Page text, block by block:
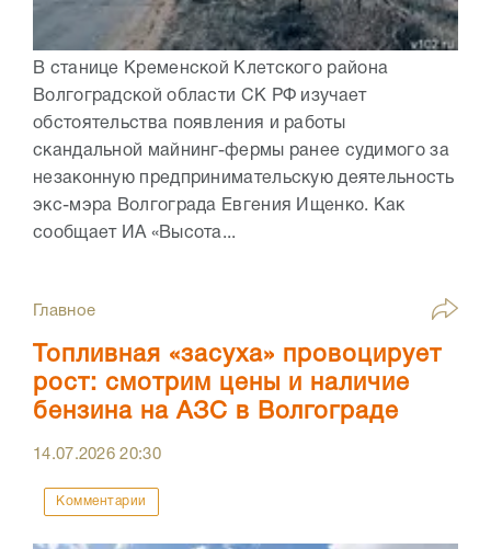
В станице Кременской Клетского района
Волгоградской области СК РФ изучает
обстоятельства появления и работы
скандальной майнинг-фермы ранее судимого за
незаконную предпринимательскую деятельность
экс-мэра Волгограда Евгения Ищенко. Как
сообщает ИА «Высота...
Главное
Топливная «засуха» провоцирует
рост: смотрим цены и наличие
бензина на АЗС в Волгограде
14.07.202620:30
Комментарии